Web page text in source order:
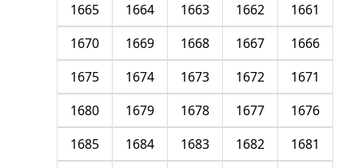
1661
1662
1663
1664
1665
1666
1667
1668
1669
1670
1671
1672
1673
1674
1675
1676
1677
1678
1679
1680
1681
1682
1683
1684
1685